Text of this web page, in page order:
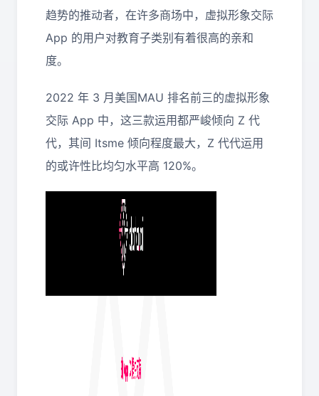
趋势的推动者，在许多商场中，虚拟形象交际
App 的用户对教育子类别有着很高的亲和
度。
2022 年 3 月美国MAU 排名前三的虚拟形象
交际 App 中，这三款运用都严峻倾向 Z 代
代，其间 Itsme 倾向程度最大，Z 代代运用
的或许性比均匀水平高 120%。